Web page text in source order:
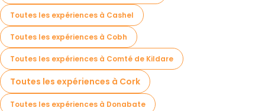
Toutes les expériences à Cashel
Toutes les expériences à Cobh
Toutes les expériences à Comté de Kildare
Toutes les expériences à Cork
Toutes les expériences à Donabate